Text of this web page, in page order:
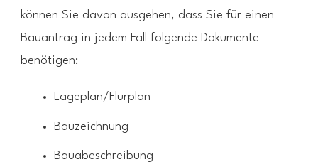
können Sie davon ausgehen, dass Sie für einen
Bauantrag in jedem Fall folgende Dokumente
benötigen:
Lageplan/Flurplan
Bauzeichnung
Bauabeschreibung